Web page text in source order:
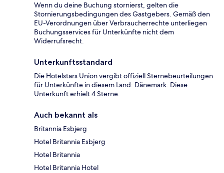
Wenn du deine Buchung stornierst, gelten die
Stornierungsbedingungen des Gastgebers. Gemäß den
EU-Verordnungen über Verbraucherrechte unterliegen
Buchungsservices für Unterkünfte nicht dem
Widerrufsrecht.
Unterkunftsstandard
Die Hotelstars Union vergibt offiziell Sternebeurteilungen
für Unterkünfte in diesem Land: Dänemark. Diese
Unterkunft erhielt 4 Sterne.
Auch bekannt als
Britannia Esbjerg
Hotel Britannia Esbjerg
Hotel Britannia
Hotel Britannia Hotel